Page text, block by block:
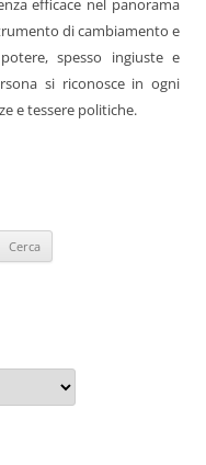
efficace nel panorama
di cambiamento e
spesso ingiuste e
si riconosce in ogni
e tessere politiche.